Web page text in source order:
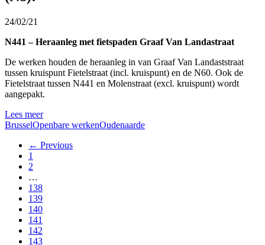
24/02/21
N441 – Heraanleg met fietspaden Graaf Van Landastraat
De werken houden de heraanleg in van Graaf Van Landaststraat
tussen kruispunt Fietelstraat (incl. kruispunt) en de N60. Ook de
Fietelstraat tussen N441 en Molenstraat (excl. kruispunt) wordt
aangepakt.
Lees meer
BrusselOpenbare werkenOudenaarde
← Previous
1
2
…
138
139
140
141
142
143